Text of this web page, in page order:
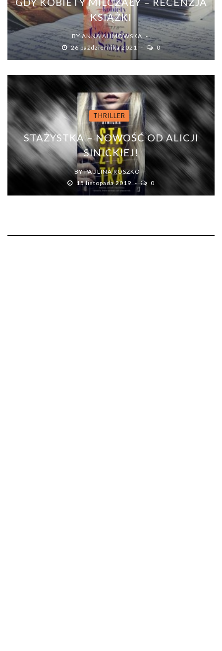
KSIĄŻKI
BYANNA ALIMOWSKA
26 października 2021
0
THRILLER
STAŻYSTKA – NOWOŚĆ OD ALICJI
SINICKIEJ!
BYPAULINA ROSZKO
15 listopada 2019
0